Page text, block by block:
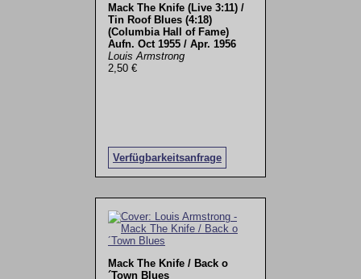
Mack The Knife (Live 3:11) /
Tin Roof Blues (4:18)
(Columbia Hall of Fame)
Aufn. Oct 1955 / Apr. 1956
Louis Armstrong
2,50 €
Verfügbarkeitsanfrage
Mack The Knife / Back o
´Town Blues